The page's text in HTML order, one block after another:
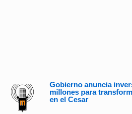
Gobierno anuncia
millones para
en el Cesar